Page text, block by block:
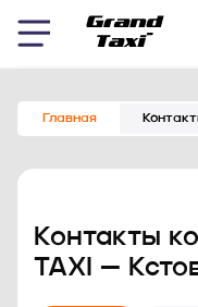
Главная
Контакты
TAXI —